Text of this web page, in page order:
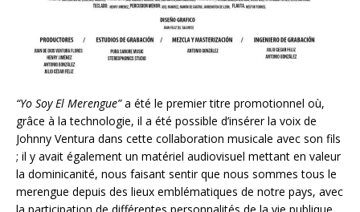
“Yo Soy El Merengue”a été le premier titre promotionnel où,
grâce à la technologie, il a été possible d’insérer la voix de
Johnny Ventura dans cette collaboration musicale avec son fils
; il y avait également un matériel audiovisuel mettant en valeur
la dominicanité, nous faisant sentir que nous sommes tous le
merengue depuis des lieux emblématiques de notre pays, avec
la participation de différentes personnalités de la vie publique.